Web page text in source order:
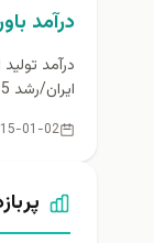
درآمد
درآمد
01-02